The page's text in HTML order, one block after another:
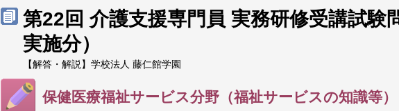
第22回 介護支援専門員 実務研修受講試験
実施分）
【解答・解説】学校法人 藤仁館学園
保健医療福祉サービス分野（福祉サービスの知識等